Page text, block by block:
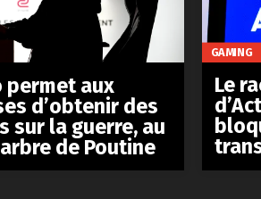
permet aux
d’obtenir des
sur la guerre, au
de Poutine
GAMING
Le